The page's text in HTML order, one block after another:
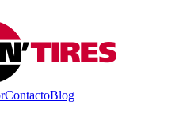
ContactoBlog